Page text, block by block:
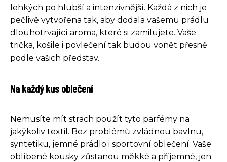
lehkých po hlubší a intenzivnější. Každá z nich je
pečlivě vytvořena tak, aby dodala vašemu prádlu
dlouhotrvající aroma, které si zamilujete. Vaše
trička, košile i povlečení tak budou vonět přesně
podle vašich představ.
Na každý kus oblečení
Nemusíte mít strach použít tyto parfémy na
jakýkoliv textil. Bez problémů zvládnou bavlnu,
syntetiku, jemné prádlo i sportovní oblečení. Vaše
oblíbené kousky zůstanou měkké a příjemné, jen